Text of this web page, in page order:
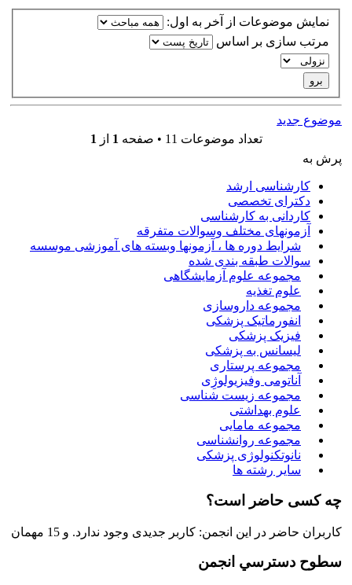
نمایش موضوعات از آخر به اول:
مرتب سازی بر اساس
موضوع جدید
تعداد موضوعات 11 • صفحه
1 از 1
پرش به
کارشناسی ارشد
دکترای تخصصی
کاردانی به کارشناسی
آزمونهای مختلف وسوالات متفرقه
شرایط دوره ها ، آزمونها وبسته های آموزشی موسسه
سوالات طبقه بندی شده
مجموعه علوم آزمایشگاهی
علوم تغذیه
مجموعه داروسازی
انفورماتیک پزشکی
فیزیک پزشکی
لیسانس به پزشکی
مجموعه پرستاری
آناتومی وفیزیولوژِی
مجموعه زیست شناسی
علوم بهداشتی
مجموعه مامایی
مجموعه روانشناسی
نانوتکنولوژی پزشکی
سایر رشته ها
چه کسی حاضر است؟
کاربران حاضر در این انجمن: کاربر جدیدی وجود ندارد. و 15 مهمان
سطوح دسترسي انجمن